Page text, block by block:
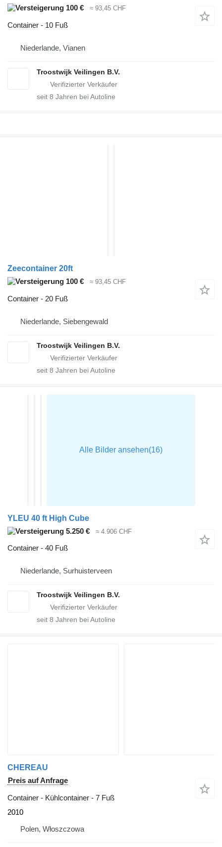
100 €
≈ 93,45 CHF
Container - 10 Fuß
Niederlande, Vianen
Troostwijk Veilingen B.V.
seit 8 Jahren bei Autoline
Zeecontainer 20ft
100 €
≈ 93,45 CHF
Container - 20 Fuß
Niederlande, Siebengewald
Troostwijk Veilingen B.V.
seit 8 Jahren bei Autoline
YLEU 40 ft High Cube
5.250 €
≈ 4.906 CHF
Container - 40 Fuß
Niederlande, Surhuisterveen
Troostwijk Veilingen B.V.
seit 8 Jahren bei Autoline
CHEREAU
Preis auf Anfrage
Container - Kühlcontainer - 7 Fuß
2010
Polen, Włoszczowa